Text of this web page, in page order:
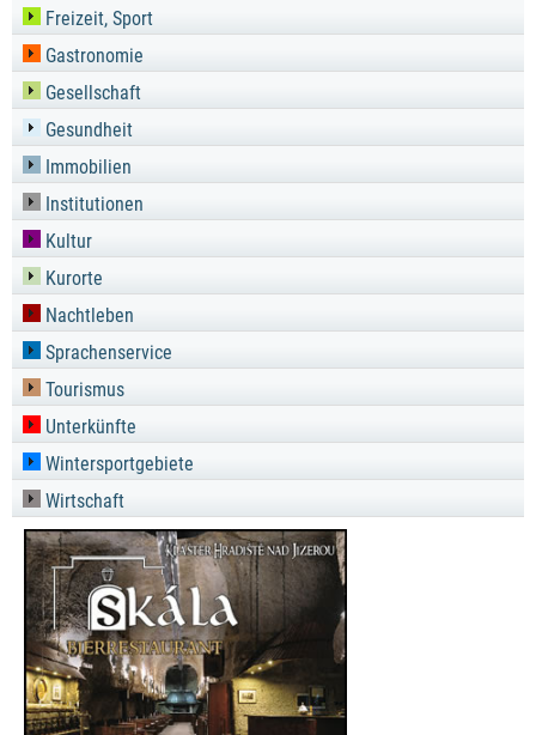
Freizeit, Sport
Gastronomie
Gesellschaft
Gesundheit
Immobilien
Institutionen
Kultur
Kurorte
Nachtleben
Sprachenservice
Tourismus
Unterkünfte
Wintersportgebiete
Wirtschaft